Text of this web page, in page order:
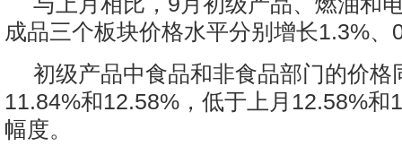
成品三个板块价格水平分别增长1.3%、
初级产品中食品和非食品部门的价格
11.84%和12.58%，低于上月12.58%和
幅度。